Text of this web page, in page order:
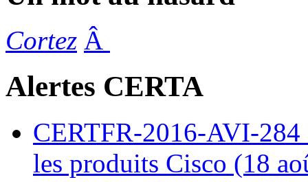
Cortez Â
Alertes CERTA
CERTFR-2016-AVI-
les produits Cisco (18